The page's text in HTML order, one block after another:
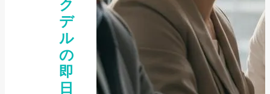
ク
デ
ル
の
即
日